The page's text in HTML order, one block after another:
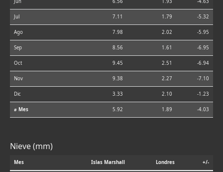
Jun 6.56 1.93 -4.63
Jul 7.11 1.79 -5.32
Ago 7.98 2.02 -5.95
Sep 8.56 1.61 -6.95
Oct 9.45 2.51 -6.94
Nov 9.38 2.27 -7.10
Dic 3.33 2.10 -1.23
⌀ Mes 5.92 1.89 -4.03
Nieve (mm)
Mes Islas Marshall Londres +/-